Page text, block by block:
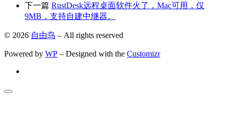
下一篇 RustDesk远程桌面软件火了，Mac可用，仅
9MB，支持自建中继器。
© 2026 自由鸟 – All rights reserved
Powered by WP – Designed with the Customizr